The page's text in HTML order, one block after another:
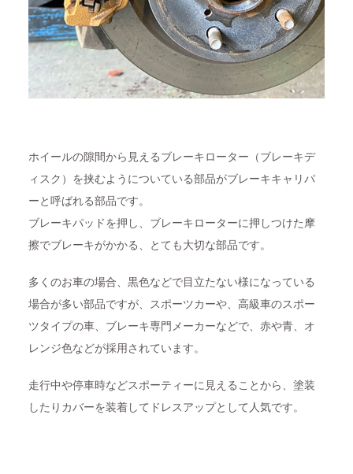
ホイールの隙間から見えるブレーキローター（ブレーキデ
ィスク）を挟むようについている部品がブレーキキャリパ
ーと呼ばれる部品です。
ブレーキパッドを押し、ブレーキローターに押しつけた摩
擦でブレーキがかかる、とても大切な部品です。
多くのお車の場合、黒色などで目立たない様になっている
場合が多い部品ですが、スポーツカーや、高級車のスポー
ツタイプの車、ブレーキ専門メーカーなどで、赤や青、オ
レンジ色などが採用されています。
走行中や停車時などスポーティーに見えることから、塗装
したりカバーを装着してドレスアップとして人気です。